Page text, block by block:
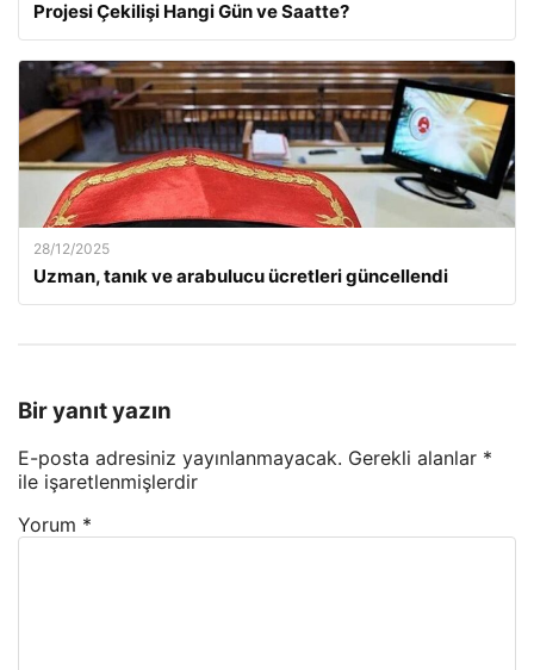
Projesi Çekilişi Hangi Gün ve Saatte?
28/12/2025
Uzman, tanık ve arabulucu ücretleri güncellendi
Bir yanıt yazın
E-posta adresiniz yayınlanmayacak. Gerekli alanlar *
ile işaretlenmişlerdir
Yorum *